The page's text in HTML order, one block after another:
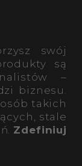
swój
są
–
biznesu.
takich
stale
Zdefiniuj